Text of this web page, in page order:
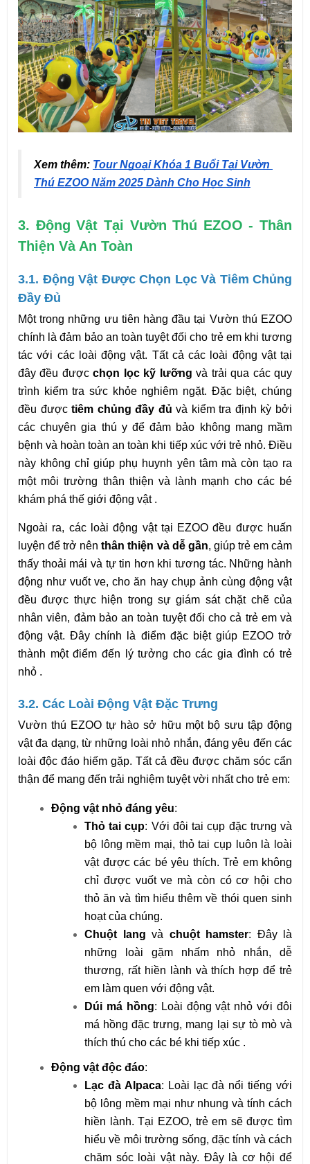
Xem thêm: Tour Ngoại Khóa 1 Buổi Tại Vườn
Thú EZOO Năm 2025 Dành Cho Học Sinh
3. Động Vật Tại Vườn Thú EZOO - Thân
Thiện Và An Toàn
3.1. Động Vật Được Chọn Lọc Và Tiêm Chủng
Đầy Đủ
Một trong những ưu tiên hàng đầu tại Vườn thú EZOO
chính là đảm bảo an toàn tuyệt đối cho trẻ em khi tương
tác với các loài động vật. Tất cả các loài động vật tại
đây đều được chọn lọc kỹ lưỡng và trải qua các quy
trình kiểm tra sức khỏe nghiêm ngặt. Đặc biệt, chúng
đều được tiêm chủng đầy đủ và kiểm tra định kỳ bởi
các chuyên gia thú y để đảm bảo không mang mầm
bệnh và hoàn toàn an toàn khi tiếp xúc với trẻ nhỏ. Điều
này không chỉ giúp phụ huynh yên tâm mà còn tạo ra
một môi trường thân thiện và lành mạnh cho các bé
khám phá thế giới động vật .
Ngoài ra, các loài động vật tại EZOO đều được huấn
luyện để trở nên thân thiện và dễ gần, giúp trẻ em cảm
thấy thoải mái và tự tin hơn khi tương tác. Những hành
động như vuốt ve, cho ăn hay chụp ảnh cùng động vật
đều được thực hiện trong sự giám sát chặt chẽ của
nhân viên, đảm bảo an toàn tuyệt đối cho cả trẻ em và
động vật. Đây chính là điểm đặc biệt giúp EZOO trở
thành một điểm đến lý tưởng cho các gia đình có trẻ
nhỏ .
3.2. Các Loài Động Vật Đặc Trưng
Vườn thú EZOO tự hào sở hữu một bộ sưu tập động
vật đa dạng, từ những loài nhỏ nhắn, đáng yêu đến các
loài độc đáo hiếm gặp. Tất cả đều được chăm sóc cẩn
thận để mang đến trải nghiệm tuyệt vời nhất cho trẻ em:
Động vật nhỏ đáng yêu:
Thỏ tai cụp: Với đôi tai cụp đặc trưng và
bộ lông mềm mại, thỏ tai cụp luôn là loài
vật được các bé yêu thích. Trẻ em không
chỉ được vuốt ve mà còn có cơ hội cho
thỏ ăn và tìm hiểu thêm về thói quen sinh
hoạt của chúng.
Chuột lang và chuột hamster: Đây là
những loài gặm nhấm nhỏ nhắn, dễ
thương, rất hiền lành và thích hợp để trẻ
em làm quen với động vật.
Dúi má hồng: Loài động vật nhỏ với đôi
má hồng đặc trưng, mang lại sự tò mò và
thích thú cho các bé khi tiếp xúc .
Động vật độc đáo:
Lạc đà Alpaca: Loài lạc đà nổi tiếng với
bộ lông mềm mại như nhung và tính cách
hiền lành. Tại EZOO, trẻ em sẽ được tìm
hiểu về môi trường sống, đặc tính và cách
chăm sóc loài vật này. Đây là cơ hội để